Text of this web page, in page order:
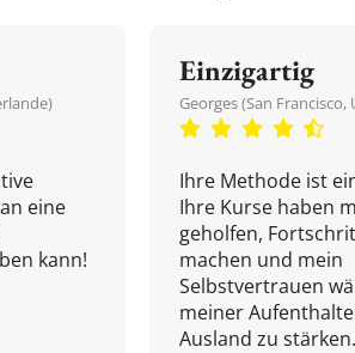
eine
kann!
Einzigartig
Georges (San Francisco,
Ihre Methode ist
Ihre Kurse haben
geholfen,
machen und mein
Selbstvertrauen
meiner
Ausland zu